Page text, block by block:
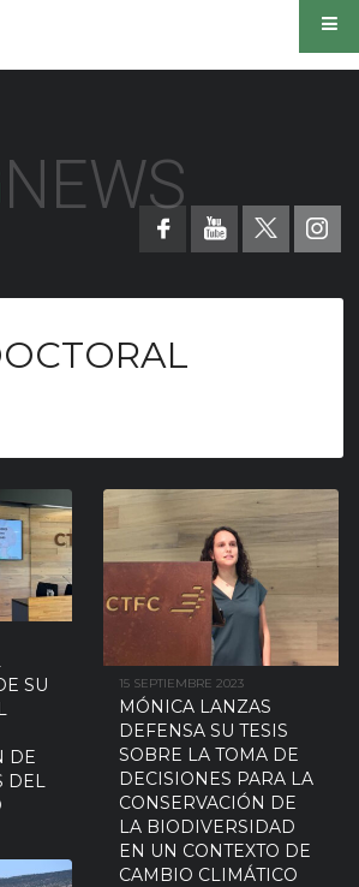
NEWS
SU
DE
DEL
15 SEPTIEMBRE 2023
MÓNICA LANZAS
DEFENSA SU TESIS
SOBRE LA TOMA DE
DECISIONES PARA LA
CONSERVACIÓN DE
LA BIODIVERSIDAD
EN UN CONTEXTO DE
CAMBIO CLIMÁTICO